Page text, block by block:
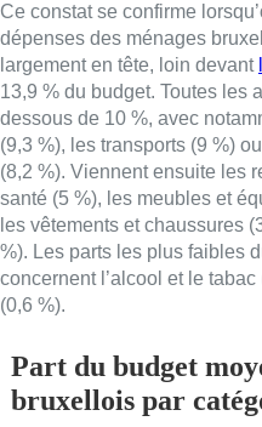
Ce constat se confirme
dépenses des ménages
largement en tête, loin devant
13,9 % du budget. Toutes les
dessous de 10 %, avec
(9,3 %), les transports (9 %)
(8,2 %). Viennent ensuite les
santé (5 %), les meubles et
les vêtements et chaussures
%). Les parts les plus faibles
concernent l’alcool et le
(0,6 %).